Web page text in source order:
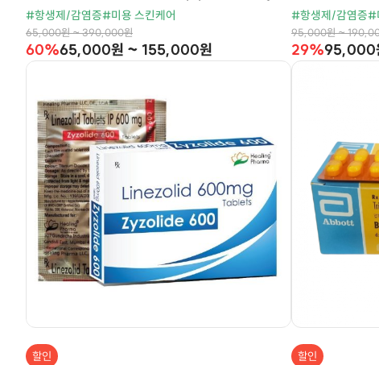
#항생제/감염증#미용 스킨케어
65,000원 ~ 390,000원
60%65,000원 ~ 155,000원
#항생제/감염증#
95,000원 ~
29%95,000
할인
할인